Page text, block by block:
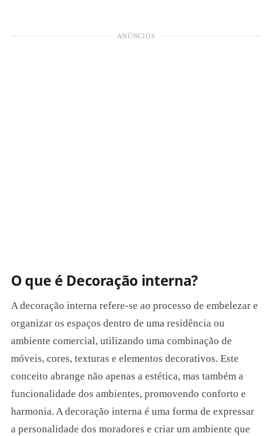
ANÚNCIOS
O que é Decoração interna?
A decoração interna refere-se ao processo de embelezar e
organizar os espaços dentro de uma residência ou
ambiente comercial, utilizando uma combinação de
móveis, cores, texturas e elementos decorativos. Este
conceito abrange não apenas a estética, mas também a
funcionalidade dos ambientes, promovendo conforto e
harmonia. A decoração interna é uma forma de expressar
a personalidade dos moradores e criar um ambiente que